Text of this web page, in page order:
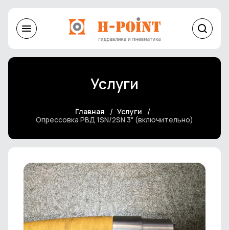
Услуги
Главная
Услуги
Опрессовка РВД 1SN/2SN 3" (включительно)